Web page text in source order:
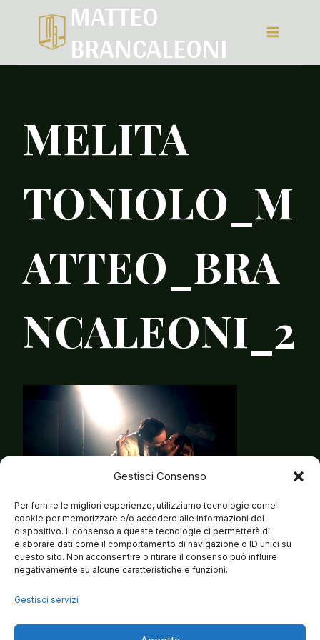
Gestisci Consenso
Per fornire le migliori esperienze, utilizziamo tecnologie come i
cookie per memorizzare e/o accedere alle informazioni del
dispositivo. Il consenso a queste tecnologie ci permetterà di
elaborare dati come il comportamento di navigazione o ID unici su
questo sito. Non acconsentire o ritirare il consenso può influire
negativamente su alcune caratteristiche e funzioni.
Gestisci servizi
MATTEO
BRANCALEONI
MELITA
TONIOLO_M
ATTEO_BRA
NCALEONI_2